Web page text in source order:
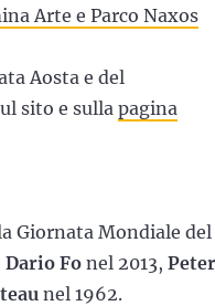
Arte e Parco Naxos
Aosta e del
sito e sulla pagina
Giornata Mondiale del
Dario Fo nel 2013, Peter
nel 1962.